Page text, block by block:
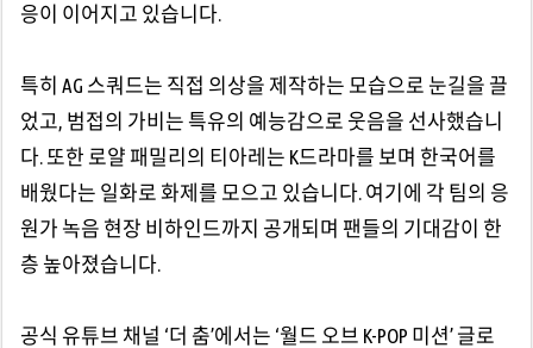
응이 이어지고 있습니다.
특히 AG 스쿼드는 직접 의상을 제작하는 모습으로 눈길을 끌
었고, 범접의 가비는 특유의 예능감으로 웃음을 선사했습니
다. 또한 로얄 패밀리의 티아레는 K드라마를 보며 한국어를
배웠다는 일화로 화제를 모으고 있습니다. 여기에 각 팀의 응
원가 녹음 현장 비하인드까지 공개되며 팬들의 기대감이 한
층 높아졌습니다.
공식 유튜브 채널 ‘더 춤’에서는 ‘월드 오브 K-POP 미션’ 글로